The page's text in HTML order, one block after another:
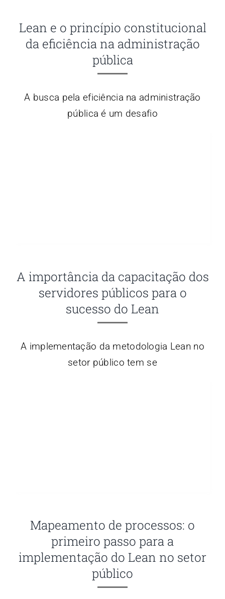
Lean e o princípio constitucional
da eficiência na administração
pública
A busca pela eficiência na administração
pública é um desafio
A importância da capacitação dos
servidores públicos para o
sucesso do Lean
A implementação da metodologia Lean no
setor público tem se
Mapeamento de processos: o
primeiro passo para a
implementação do Lean no setor
público